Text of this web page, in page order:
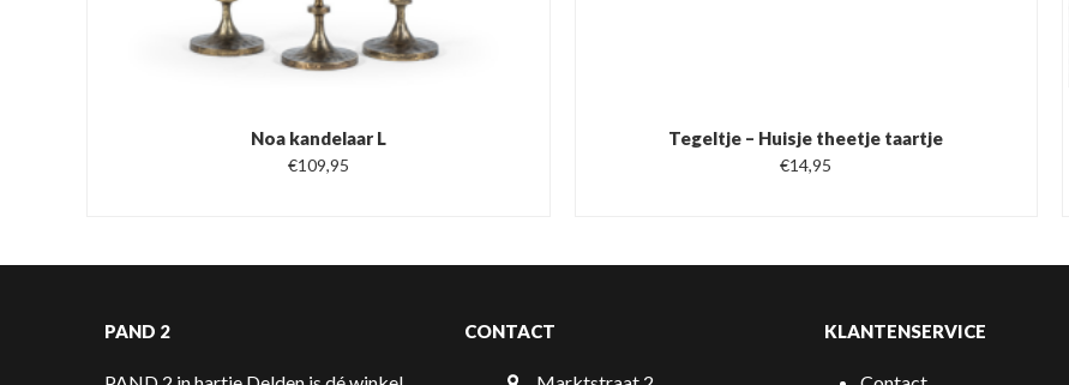
Noa kandelaar L
€109,95
Tegeltje – Huisje theetje taartje
€14,95
PAND 2 CONTACT KLANTENSERVICE